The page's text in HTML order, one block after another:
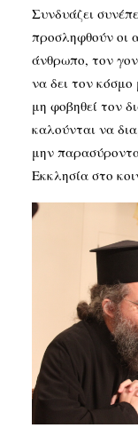
Συνδυάζει
προσληφθούν οι
άνθρωπο, τον
να δει τον κόσμο
μη φοβηθεί τον
καλούνται να
μην
Εκκλησία στο